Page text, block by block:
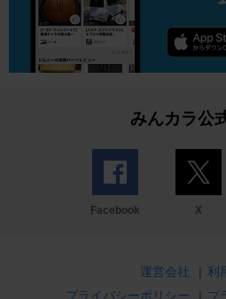
みんカラ公
Facebook X
運営会社 | 利
プライバシーポリシー
| プ